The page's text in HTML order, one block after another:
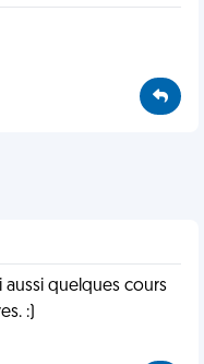
quelques cours
:)